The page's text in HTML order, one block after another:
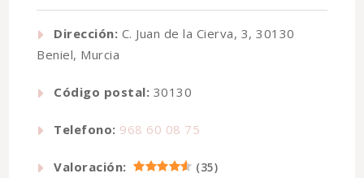
Dirección: C. Juan de la Cierva, 3, 30130
Beniel, Murcia
Código postal: 30130
Telefono: 968 60 08 75
Valoración: (35)